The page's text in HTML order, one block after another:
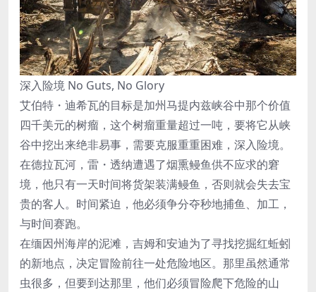
深入险境 No Guts, No Glory
艾伯特・迪希瓦的目标是加州马提内兹峡谷中那个价值
四千美元的树瘤，这个树瘤重量超过一吨，要将它从峡
谷中挖出来绝非易事，需要克服重重困难，深入险境。
在德拉瓦河，雷・透纳遭遇了烟熏鳗鱼供不应求的窘
境，他只有一天时间将货架装满鳗鱼，否则就会失去宝
贵的客人。时间紧迫，他必须争分夺秒地捕鱼、加工，
与时间赛跑。
在缅因州海岸的泥滩，吉姆和安迪为了寻找挖掘红蚯蚓
的新地点，决定冒险前往一处危险地区。那里虽然通常
虫很多，但要到达那里，他们必须冒险爬下危险的山